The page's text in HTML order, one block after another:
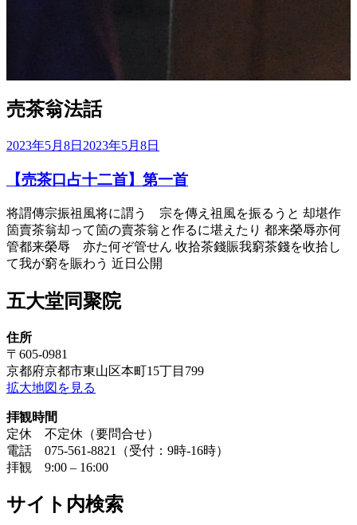
売茶翁法話
投
日:
2023年5月8日 2023年5月8日
【売茶口占十二首】第一首
将謂傳宗振祖風将に謂う 宗を傳え祖風を振るうと 却堪作
箇賣茶翁却って箇の賣茶翁と作るに堪えたり 都来榮辱亦何
管都来榮辱 亦た何ぞ管せん 收拾茶錢賑我窮茶錢を收拾し
て我が窮を賑わう 近日公開
五大堂同聚院
住所
〒605-0981
京都府京都市東山区本町15丁目799
拡大地図を見る
拝観時間
定休 不定休（要問合せ）
電話 075-561-8821（受付：9時-16時）
拝観 9:00 – 16:00
サイト内検索